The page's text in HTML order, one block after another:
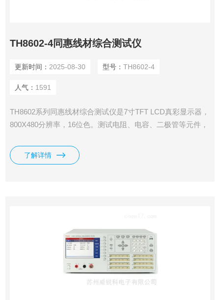
TH8602-4同惠线材综合测试仪
更新时间： 2025-08-30 型号： TH8602-4
人气： 1591
TH8602系列同惠线材综合测试仪是7寸TFT LCD真彩显示器，
800X480分辨率，16位色。测试电阻、电容、二极管等元件，
行采样技术，采样数据更快，支持Typec相关线材测试，提供
了整套测试方案，加入了元件 一键设定功能。内设一个独立
了解详情